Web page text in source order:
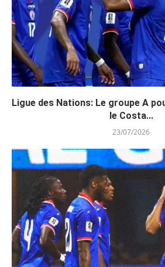
Ligue des Nations: Le groupe A
le Costa...
23/07/2026